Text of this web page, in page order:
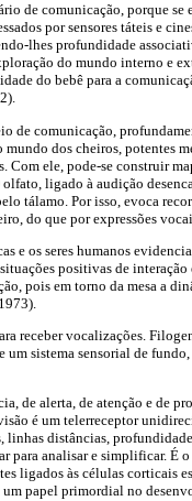
de comunicação, porque se
por sensores táteis e
lhes profundidade
do mundo interno e
do bebê para a
de comunicação,
dos cheiros, potentes
Com ele, pode-se construir
ligado à audição
tálamo. Por isso, evoca
do que por expressões
e os seres humanos
positivas de
pois em torno da mesa a
receber vocalizações.
sistema sensorial de
de alerta, de atenção e de
é um telerreceptor
distâncias,
para analisar e simplificar. É
ligados às células corticais
um papel primordial no